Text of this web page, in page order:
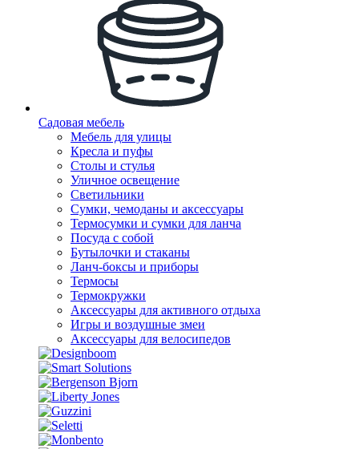
Садовая мебель
Мебель для улицы
Кресла и пуфы
Столы и стулья
Уличное освещение
Светильники
Сумки, чемоданы и аксессуары
Термосумки и сумки для ланча
Посуда с собой
Бутылочки и стаканы
Ланч-боксы и приборы
Термосы
Термокружки
Аксессуары для активного отдыха
Игры и воздушные змеи
Аксессуары для велосипедов